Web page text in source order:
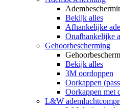
Bekijk alles
Afhankelijke
Onafhankelijke
Gehoorbescherming
Bekijk alles
3M oordoppen
Oorkappen
Oorkappen met
L&W